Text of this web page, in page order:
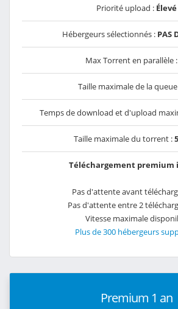
Priorité upload : Élevé
Hébergeurs sélectionnés : PAS
Max Torrent en parallèle :
Taille maximale de la
Temps de download et d'upload
Taille maximale du torrent :
Téléchargement
Pas d'attente avant
Pas d'attente entre 2
Vitesse maximale
Plus de 300 hébergeurs
Premium 1 an